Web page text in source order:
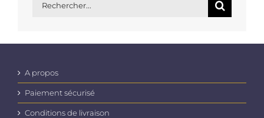
A propos
Paiement sécurisé
Conditions de livraison